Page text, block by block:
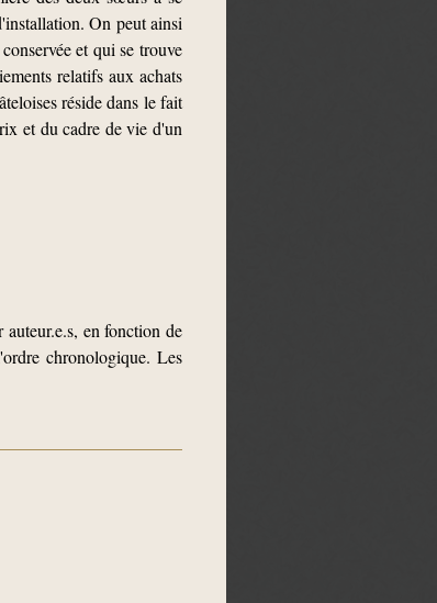
On peut ainsi
et qui se trouve
relatifs aux achats
réside dans le fait
et du cadre de vie d'un
auteur.e.s, en fonction de
chronologique. Les